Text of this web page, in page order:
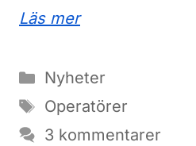
Läs mer
Kategorier
Nyheter
Etiketter
Operatörer
3 kommentarer